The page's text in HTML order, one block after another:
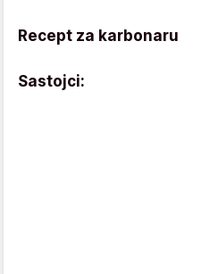
Recept za karbonaru
Sastojci: